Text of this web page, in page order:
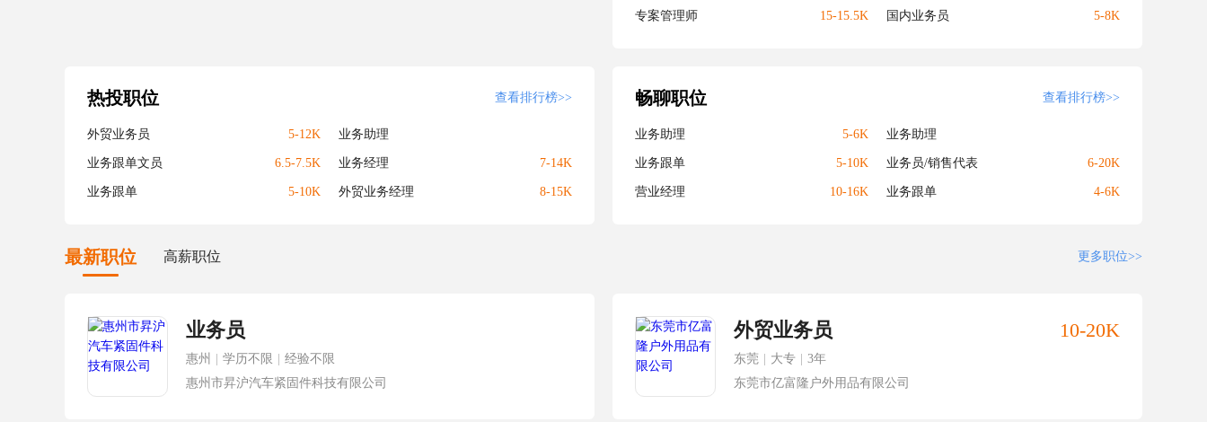
专案管理师 15-15.5K 国内业务员 5-8K
热投职位 查看排行榜>>
外贸业务员 5-12K 业务助理
业务跟单文员 6.5-7.5K 业务经理 7-14K
业务跟单 5-10K 外贸业务经理 8-15K
畅聊职位 查看排行榜>>
业务助理 5-6K 业务助理
业务跟单 5-10K 业务员/销售代表 6-20K
营业经理 10-16K 业务跟单 4-6K
最新职位 高薪职位 更多职位>>
业务员
惠州 学历不限
经验不限
惠州市昇沪汽车紧固件科技有限公司
外贸业务员 10-20K
东莞 大专
3年
东莞市亿富隆户外用品有限公司